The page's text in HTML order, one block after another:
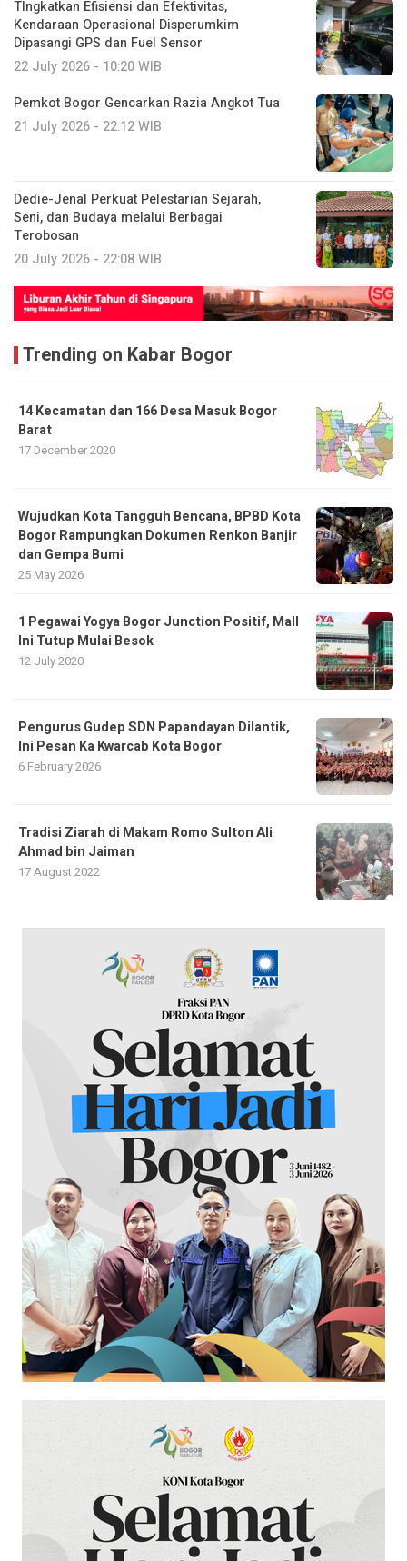
TIngkatkan Efisiensi dan Efektivitas,
Kendaraan Operasional Disperumkim
Dipasangi GPS dan Fuel Sensor
22 July 2026 - 10:20 WIB
Pemkot Bogor Gencarkan Razia Angkot Tua
21 July 2026 - 22:12 WIB
Dedie-Jenal Perkuat Pelestarian Sejarah,
Seni, dan Budaya melalui Berbagai
Terobosan
20 July 2026 - 22:08 WIB
Trending on Kabar Bogor
14 Kecamatan dan 166 Desa Masuk Bogor
Barat
17 December 2020
​Wujudkan Kota Tangguh Bencana, BPBD Kota
Bogor Rampungkan Dokumen Renkon Banjir
dan Gempa Bumi
25 May 2026
1 Pegawai Yogya Bogor Junction Positif, Mall
Ini Tutup Mulai Besok
12 July 2020
Pengurus Gudep SDN Papandayan Dilantik,
Ini Pesan Ka Kwarcab Kota Bogor
6 February 2026
Tradisi Ziarah di Makam Romo Sulton Ali
Ahmad bin Jaiman
17 August 2022